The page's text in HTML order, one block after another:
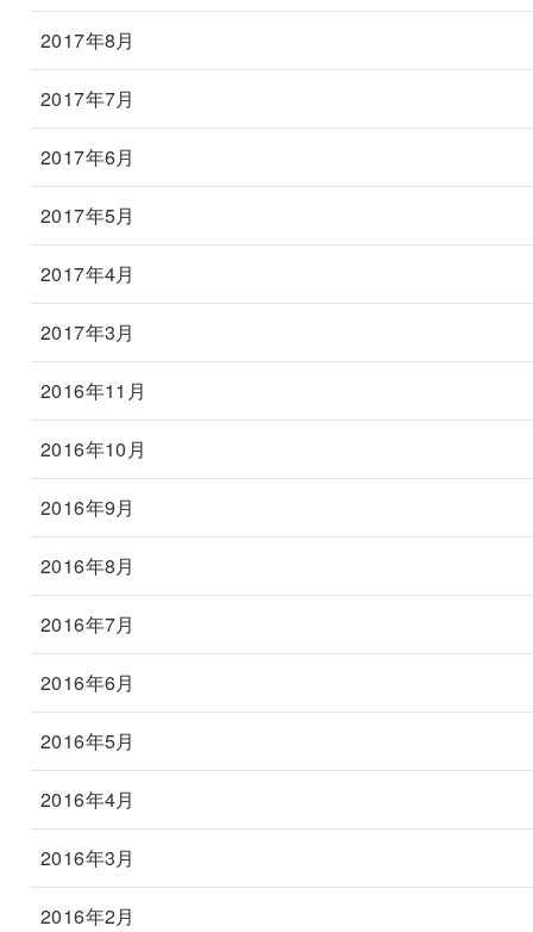
2017年8月
2017年7月
2017年6月
2017年5月
2017年4月
2017年3月
2016年11月
2016年10月
2016年9月
2016年8月
2016年7月
2016年6月
2016年5月
2016年4月
2016年3月
2016年2月